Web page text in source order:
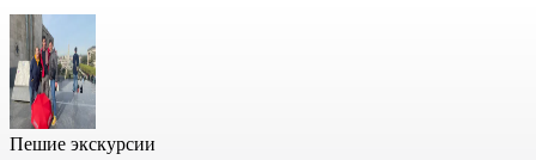
Пешие экскурсии